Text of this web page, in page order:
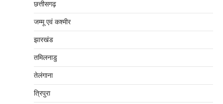
छत्तीसगढ़
जम्‍मू एवं कश्‍मीर
झारखंड
तमिलनाडु
तेलंगाना
त्रिपुरा